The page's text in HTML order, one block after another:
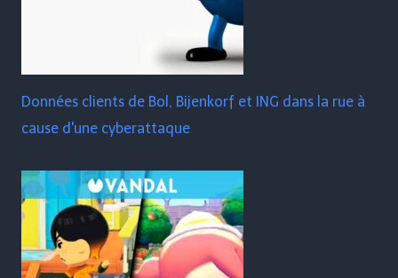
Données clients de Bol, Bijenkorf et ING dans la rue à
cause d'une cyberattaque